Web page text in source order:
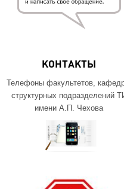
КОНТАКТЫ
Телефоны факультетов,
структурных подразделений
имени А.П. Чехова